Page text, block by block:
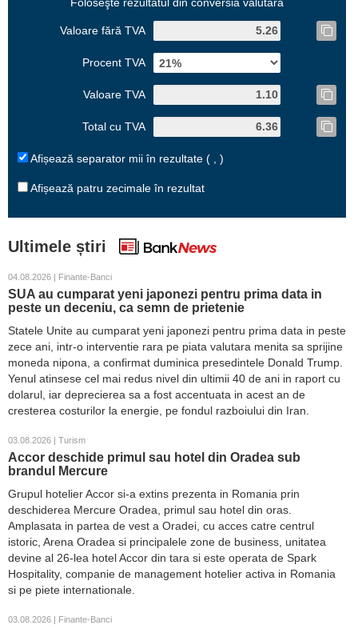
Valoare fără TVA
Procent TVA
Valoare TVA
Total cu TVA
Afișează separator mii în rezultate ( , )
Afișează patru zecimale în rezultat
Ultimele știri
04.08.2026 | Finante-Banci
SUA au cumparat yeni japonezi pentru prima data in
peste un deceniu, ca semn de prietenie
Statele Unite au cumparat yeni japonezi pentru prima data in peste
zece ani, intr-o interventie rara pe piata valutara menita sa sprijine
moneda nipona, a confirmat duminica presedintele Donald Trump.
Yenul atinsese cel mai redus nivel din ultimii 40 de ani in raport cu
dolarul, iar deprecierea sa a fost accentuata in acest an de
cresterea costurilor la energie, pe fondul razboiului din Iran.
03.08.2026 | Turism
Accor deschide primul sau hotel din Oradea sub
brandul Mercure
Grupul hotelier Accor si-a extins prezenta in Romania prin
deschiderea Mercure Oradea, primul sau hotel din oras.
Amplasata in partea de vest a Oradei, cu acces catre centrul
istoric, Arena Oradea si principalele zone de business, unitatea
devine al 26-lea hotel Accor din tara si este operata de Spark
Hospitality, companie de management hotelier activa in Romania
si pe piete internationale.
03.08.2026 | Finante-Banci